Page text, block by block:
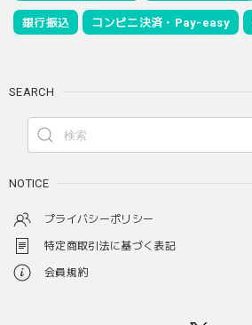
銀行振込 コンビニ決済・Pay-easy
SEARCH
NOTICE
プライバシーポリシー
特定商取引法に基づく表記
会員規約